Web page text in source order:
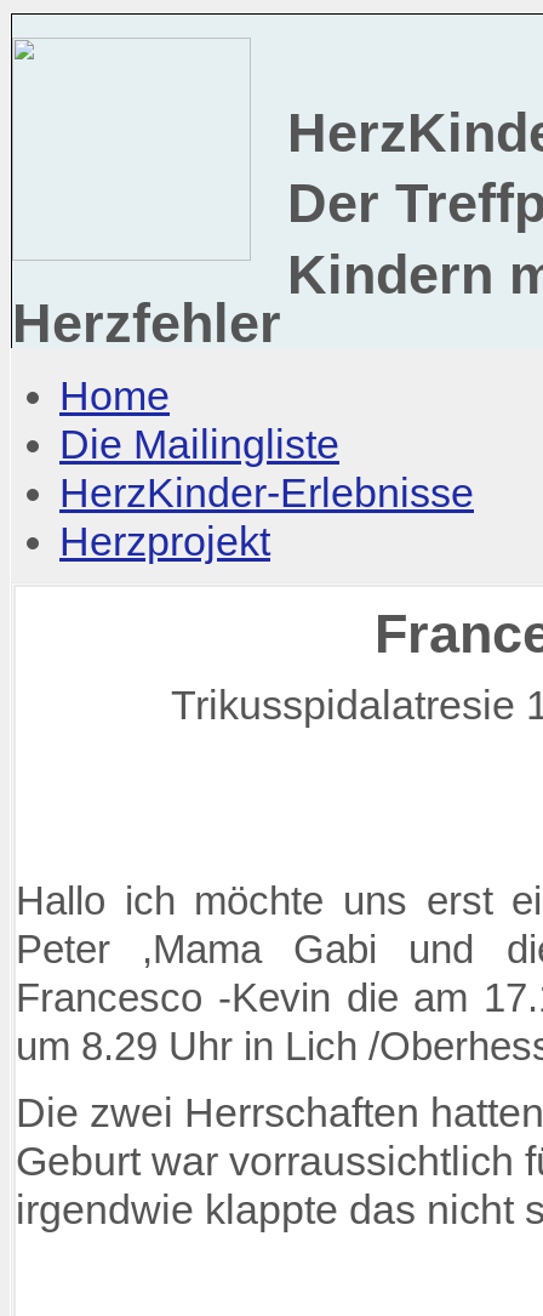
Der
Kindern
Herzfehler
Home
Die Mailingliste
HerzKinder-Erlebnisse
Herzprojekt
Trikusspidalatresie
Hallo ich möchte uns erst
Peter ,Mama Gabi und
Francesco -Kevin die am
um 8.29 Uhr in Lich /
Die zwei Herrschaften
Geburt war vorraussichtlich
irgendwie klappte das nicht